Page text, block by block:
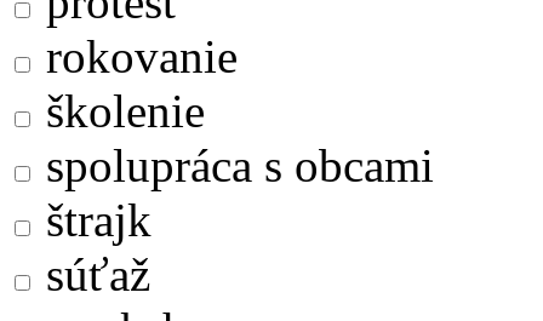
rokovanie
školenie
spolupráca s obcami
štrajk
súťaž